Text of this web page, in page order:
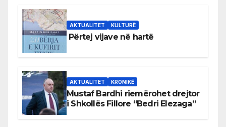
AKTUALITET KULTURË
Përtej vijave në hartë
AKTUALITET KRONIKË
Mustaf Bardhi riemërohet drejtor
i Shkollës Fillore “Bedri Elezaga”